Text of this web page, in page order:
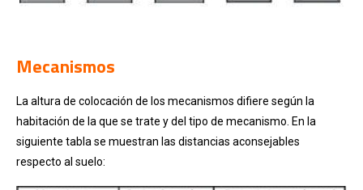
Mecanismos
La altura de colocación de los mecanismos difiere según la
habitación de la que se trate y del tipo de mecanismo. En la
siguiente tabla se muestran las distancias aconsejables
respecto al suelo: